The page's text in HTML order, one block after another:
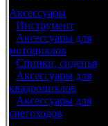
Аксессуары
Инструмент
Аксессуары для
мотоциклов
Спинки, сиденья
Аксессуары для
квадроциклов
Аксессуары для
снегоходов